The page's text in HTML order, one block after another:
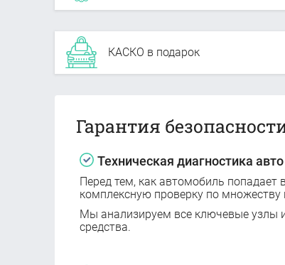
КАСКО в подарок
Гарантия
Техническая диагностика авто
Перед тем, как автомобиль попадает
комплексную проверку по множеству
Мы анализируем все ключевые узлы
средства.